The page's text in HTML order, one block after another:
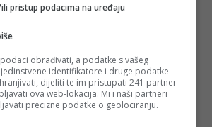
pristup podacima na uređaju
obrađivati, a podatke s vašeg
identifikatore i druge podatke
dijeliti te im pristupati 241 partner
ova web-lokacija. Mi i naši partneri
precizne podatke o geolociranju.